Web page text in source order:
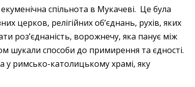
спільнота в Мукачеві. Це була
церков, релігійних об’єднань, рухів, яких
роз’єднаність, ворожнечу, яка панує між
шукали способи до примирення та єдності.
у римсько-католицькому храмі, яку